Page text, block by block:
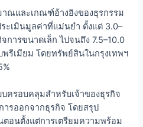
าณและเกณฑ์อ้างอิงของธุรกรรม
ะเมินมูลค่าที่แม่นยำ ตั้งแต่ 3.0–
การขนาดเล็ก ไปจนถึง 7.5–10.0
รีเมียม โดยทรัพย์สินในกรุงเทพฯ
ครอบคลุมสำหรับเจ้าของธุรกิจ
ารออกจากธุรกิจ โดยสรุป
อนตั้งแต่การเตรียมความพร้อม